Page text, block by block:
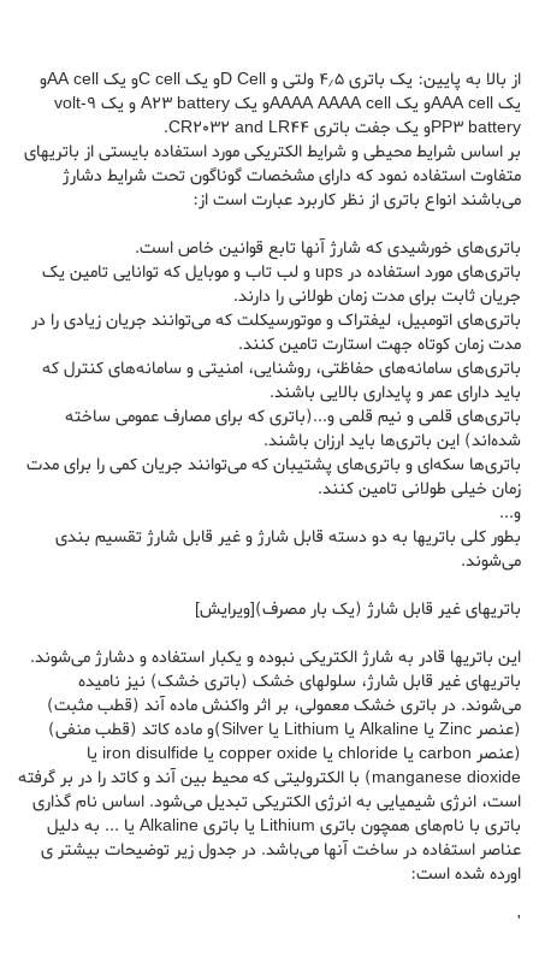
از بالا به پایین: یک باتری ۴٫۵ ولتی و D Cellو یک C cellو یک AA cellو
یک AAA cellو یک AAAA AAAA cellو یک A23 battery و یک ۹-volt
PP3 batteryو یک جفت باتری CR2032 and LR44.
بر اساس شرایط محیطی و شرایط الکتریکی مورد استفاده بایستی از باتریهای
متفاوت استفاده نمود که دارای مشخصات گوناگون تحت شرایط دشارژ
می‌باشند انواع باتری از نظر کاربرد عبارت است از:
باتری‌های خورشیدی که شارژ آنها تابع قوانین خاص است.
باتری‌های مورد استفاده در ups و لب تاب و موبایل که توانایی تامین یک
جریان ثابت برای مدت زمان طولانی را دارند.
باتری‌های اتومبیل، لیفتراک و موتورسیکلت که می‌توانند جریان زیادی را در
مدت زمان کوتاه جهت استارت تامین کنند.
باتری‌های سامانه‌های حفاظتی، روشنایی، امنیتی و سامانه‌های کنترل که
باید دارای عمر و پایداری بالایی باشند.
باتری‌های قلمی و نیم قلمی و...(باتری که برای مصارف عمومی ساخته
شده‌اند) این باتری‌ها باید ارزان باشند.
باتری‌ها سکه‌ای و باتری‌های پشتیبان که می‌توانند جریان کمی را برای مدت
زمان خیلی طولانی تامین کنند.
و...
بطور کلی باتریها به دو دسته قابل شارژ و غیر قابل شارژ تقسیم بندی
می‌شوند.
باتریهای غیر قابل شارژ (یک بار مصرف)[ویرایش]
این باتریها قادر به شارژ الکتریکی نبوده و یکبار استفاده و دشارژ می‌شوند.
باتریهای غیر قابل شارژ، سلولهای خشک (باتری خشک) نیز نامیده
می‌شوند. در باتری خشک معمولی، بر اثر واکنش ماده آند (قطب مثبت)
(عنصر Zinc یا Alkaline یا Lithium یا Silver)و ماده کاتد (قطب منفی)
(عنصر carbon یا chloride یا copper oxide یا iron disulfide یا
manganese dioxide) با الکترولیتی که محیط بین آند و کاتد را در بر گرفته
است، انرژی شیمیایی به انرژی الکتریکی تبدیل می‌شود. اساس نام گذاری
باتری با نام‌های همچون باتری Lithium یا باتری Alkaline یا ... به دلیل
عناصر استفاده در ساخت آنها می‌باشد. در جدول زیر توضیحات بیشتر ی
اورده شده است:
'